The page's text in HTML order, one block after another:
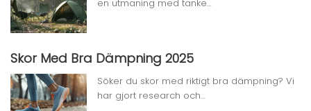
en utmaning med tanke…
Skor Med Bra Dämpning 2025
Söker du skor med riktigt bra dämpning? Vi
har gjort research och…